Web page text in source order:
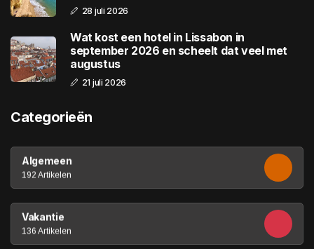
28 juli 2026
Wat kost een hotel in Lissabon in
september 2026 en scheelt dat veel met
augustus
21 juli 2026
Categorieën
Algemeen
192 Artikelen
Vakantie
136 Artikelen